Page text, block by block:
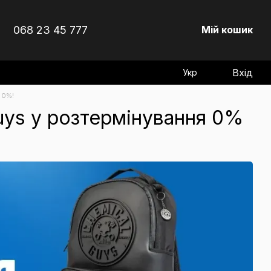
068 23 45 777 Мій кошик
Укр Вхід
у розтермінування 0%